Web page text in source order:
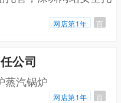
网店第1年 百
公司
蒸汽锅炉
网店第1年 百